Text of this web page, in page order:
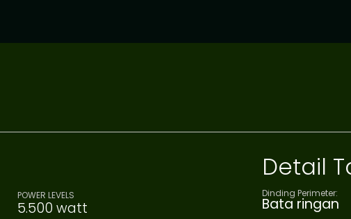
POWER LEVELS
5.500 watt
Detail
Dinding Perimeter:
Bata ringan